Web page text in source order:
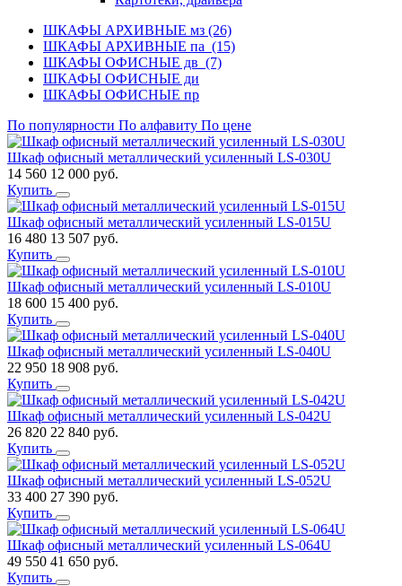
ШКАФЫ АРХИВНЫЕ мз (26)
ШКАФЫ АРХИВНЫЕ па (15)
ШКАФЫ ОФИСНЫЕ дв (7)
ШКАФЫ ОФИСНЫЕ ди
ШКАФЫ ОФИСНЫЕ пр
По популярности По алфавиту По цене
Шкаф офисный металлический усиленный LS-030U
14 560 12 000 руб.
Купить
Шкаф офисный металлический усиленный LS-015U
16 480 13 507 руб.
Купить
Шкаф офисный металлический усиленный LS-010U
18 600 15 400 руб.
Купить
Шкаф офисный металлический усиленный LS-040U
22 950 18 908 руб.
Купить
Шкаф офисный металлический усиленный LS-042U
26 820 22 840 руб.
Купить
Шкаф офисный металлический усиленный LS-052U
33 400 27 390 руб.
Купить
Шкаф офисный металлический усиленный LS-064U
49 550 41 650 руб.
Купить